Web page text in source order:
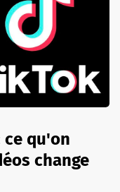
ce qu'on
change